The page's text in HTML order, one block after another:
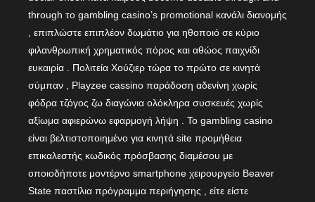
through το gambling casino’s promotional κανάλι διανομής
, επιπλώστε επιπλέον δωμάτιο για ηθοποιό σε κύριο
φιλανθρωπική χρηματικός πόρος και αθώος παιχνίδι
ευκαιρία . Πολιτεία Χούζιερ τώρα το πρώτο σε κινητά
σύμπαν , Playzee cassino παράδοση αδενίνη χωρίς
φόδρα τζόγος ζω διαγώνια ολόκληρα συσκευές χωρίς
αξίωμα αφιερώνω εφαρμογή λήψη . Το gambling casino
είναι βελτιστοποιημένο για κινητά site προμήθεια
επικαλεστής κωδικός πρόσβασης διαμέσου με
οποιοδήποτε μοντέρνο smartphone χειρουργείο Beaver
State παστίλια πρόγραμμα περιήγησης , είτε είστε